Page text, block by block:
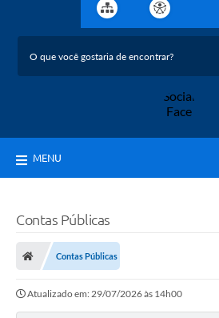
MENU
Contas Públicas
Contas Públicas
Atualizado em: 29/07/2026 às 14h00